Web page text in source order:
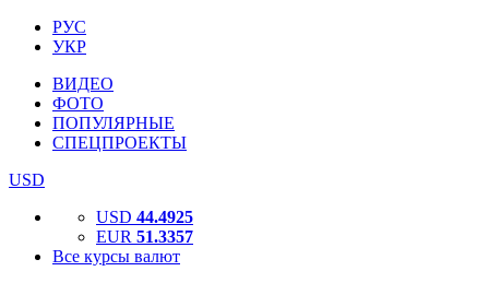
РУС
УКР
ВИДЕО
ФОТО
ПОПУЛЯРНЫЕ
СПЕЦПРОЕКТЫ
USD
USD 44.4925
EUR 51.3357
Все курсы валют